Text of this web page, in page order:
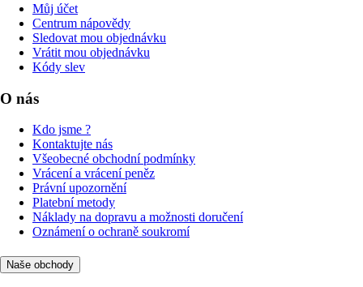
Můj účet
Centrum nápovědy
Sledovat mou objednávku
Vrátit mou objednávku
Kódy slev
O nás
Kdo jsme ?
Kontaktujte nás
Všeobecné obchodní podmínky
Vrácení a vrácení peněz
Právní upozornění
Platební metody
Náklady na dopravu a možnosti doručení
Oznámení o ochraně soukromí
Naše obchody